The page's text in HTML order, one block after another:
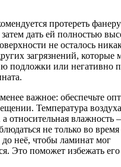
протереть фанеру
дать ей полностью
не осталось
загрязнений, которые
подложки или негативно
важное: обеспечьте
Температура
а относительная влажность
не только во
до неё, чтобы ламинат мог
Это поможет избежать